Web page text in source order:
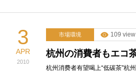
3
APR
2010
市場環境 109 view
杭州の消費者もエコ
杭州消费者有望喝上“低碳茶”杭